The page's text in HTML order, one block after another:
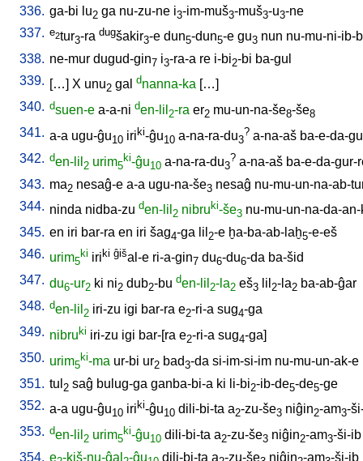
336. ga-bi lu2 ga nu-zu-ne i3-im-muš3-muš3-u3-ne
337. e2tur3-ra dugšakir3-e dun5-dun5-e gu3 nun nu-mu-ni-ib-
338. ne-mur dugud-gin7 i3-ra-a re i-bi2-bi ba-gul
339. […] X unu2 gal dnanna-ka […]
340. dsuen-e a-a-ni den-lil 2-ra er2 mu-un-na-še8-še8
341. a-a ugu-ĝu10 iriki-ĝu10 a-na-ra-du3
? a-na-aš ba-e-da-
342. den-lil 2 urim5
ki-ĝu10 a-na-ra-du3
? a-na-aš ba-e-da-gur-
343. ma2 nesaĝ-e a-a ugu-na-še3 nesaĝ nu-mu-un-na-ab-
344. ninda nidba-zu den-lil 2 nibruki-še3 nu-mu-un-na-da-
345. en iri bar-ra en iri šag4-ga lil 2-e ḫa-ba-ab-laḫ5-e-eš
346. urim5
ki iriki ĝišal-e ri-a-gin7 du6-du6-da ba-šid
347. du6-ur2 ki ni2 dub2-bu den-lil 2-la2 eš3 lil 2-la2 ba-ab-ĝar
348. den-lil 2 iri-zu igi bar-ra e2-ri-a sug4-ga
349. nibruki iri-zu igi bar-[ra e2-ri-a sug4-ga]
350. urim5
ki-ma ur-bi ur2 bad3-da si-im-si-im nu-mu-un-ak-e
351. tul 2 saĝ bulug-ga ganba-bi-a ki li-bi2-ib-de5-de5-ge
352. a-a ugu-ĝu10 iriki-ĝu10 dili-bi-ta a2-zu-še3 niĝin2-am3-
353. den-lil 2 urim5
ki-ĝu10 dili-bi-ta a2-zu-še3 niĝin2-am3-ši-ib
354. e -kiš-nu-ĝal -ĝu dili-bi-ta a -zu-še niĝin -am -ši-ib